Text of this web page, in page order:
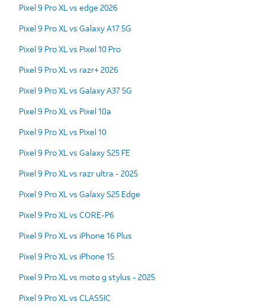
Pixel 9 Pro XL vs edge 2026
Pixel 9 Pro XL vs Galaxy A17 5G
Pixel 9 Pro XL vs Pixel 10 Pro
Pixel 9 Pro XL vs razr+ 2026
Pixel 9 Pro XL vs Galaxy A37 5G
Pixel 9 Pro XL vs Pixel 10a
Pixel 9 Pro XL vs Pixel 10
Pixel 9 Pro XL vs Galaxy S25 FE
Pixel 9 Pro XL vs razr ultra - 2025
Pixel 9 Pro XL vs Galaxy S25 Edge
Pixel 9 Pro XL vs CORE-P6
Pixel 9 Pro XL vs iPhone 16 Plus
Pixel 9 Pro XL vs iPhone 15
Pixel 9 Pro XL vs moto g stylus - 2025
Pixel 9 Pro XL vs CLASSIC